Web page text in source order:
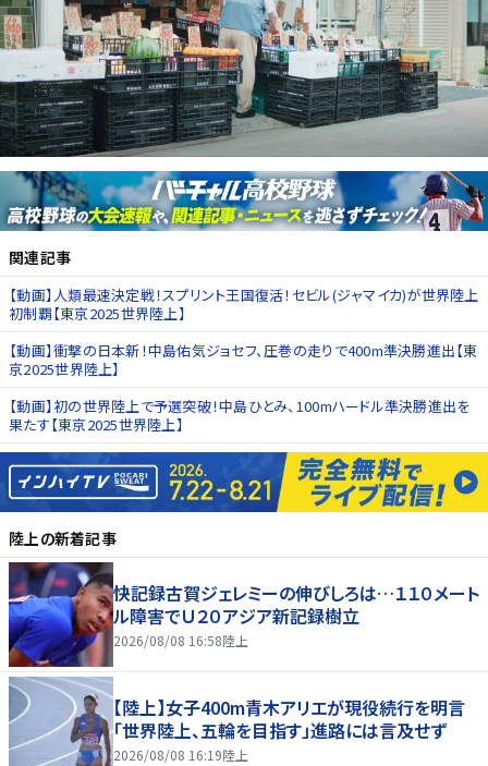
関連記事
【動画】人類最速決定戦！スプリント王国復活！セビル(ジャマイカ)が世界陸上
初制覇【東京2025世界陸上】
【動画】衝撃の日本新！中島佑気ジョセフ、圧巻の走りで400m準決勝進出【東
京2025世界陸上】
【動画】初の世界陸上で予選突破！中島ひとみ、100mハードル準決勝進出を
果たす【東京2025世界陸上】
陸上の新着記事
快記録古賀ジェレミーの伸びしろは…１１０メート
ル障害でＵ２０アジア新記録樹立
2026/08/08 16:58陸上
【陸上】女子400m青木アリエが現役続行を明言
「世界陸上、五輪を目指す」進路には言及せず
2026/08/08 16:19陸上